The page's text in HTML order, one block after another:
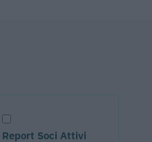
Report Soci Attivi